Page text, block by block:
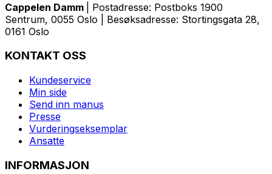
Cappelen Damm
| Postadresse: Postboks 1900
Sentrum, 0055 Oslo | Besøksadresse: Stortingsgata 28,
0161 Oslo
KONTAKT OSS
Kundeservice
Min side
Send inn manus
Presse
Vurderingseksemplar
Ansatte
INFORMASJON